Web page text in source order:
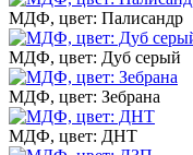
МДФ, цвет: Палисандр
МДФ, цвет: Дуб серый
МДФ, цвет: Зебрана
МДФ, цвет: ДНТ